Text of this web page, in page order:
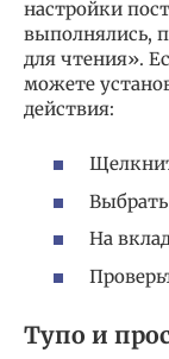
настройки
выполнялись,
для чтения».
можете
действия:
Выбрать
На
Тупо и